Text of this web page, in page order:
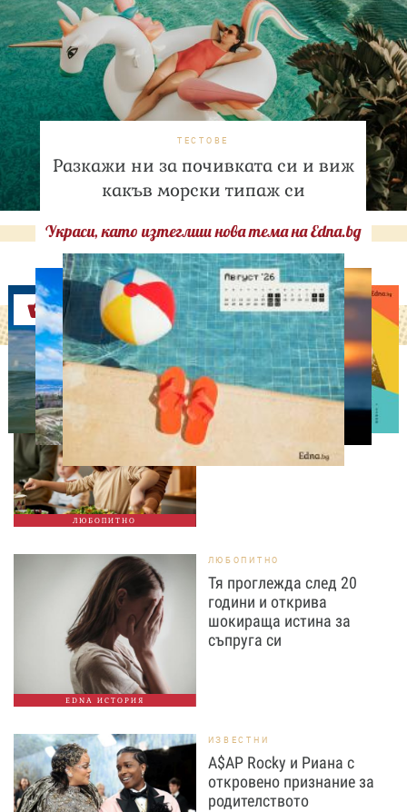
ТЕСТОВЕ
Разкажи ни за почивката си и виж
какъв морски типаж си
Украси, като изтеглиш нова тема на Edna.bg
Оферти
ЛЮБОПИТНО
ЛЮБОПИТНО
Тайната на добрата
вечеря не се крие в
сложната рецепта
EDNA ИСТОРИЯ
ЛЮБОПИТНО
Тя проглежда след 20
години и открива
шокираща истина за
съпруга си
ИЗВЕСТНИ
A$AP Rocky и Риана с
откровено признание за
родителството